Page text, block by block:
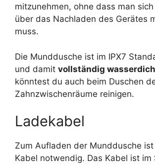
mitzunehmen, ohne dass man
über das Nachladen des Gerätes
muss.
Die Munddusche ist im IPX7
und damit vollständig
könntest du auch beim Duschen
Zahnzwischenräume reinigen.
Ladekabel
Zum Aufladen der Munddusche
Kabel notwendig. Das Kabel ist im